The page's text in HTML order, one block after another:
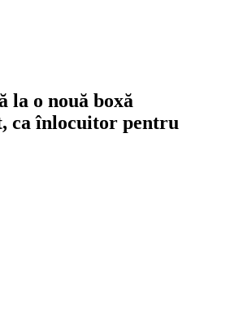
la o nouă boxă
ca înlocuitor pentru